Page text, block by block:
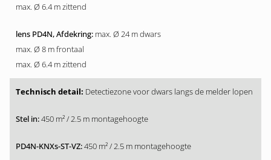
max. Ø 6.4 m zittend
max. Ø 24 m dwars
max. Ø 8 m frontaal
max. Ø 6.4 m zittend
Detectiezone voor dwars langs de melder lopen
450 m² / 2.5 m montagehoogte
450 m² / 2.5 m montagehoogte